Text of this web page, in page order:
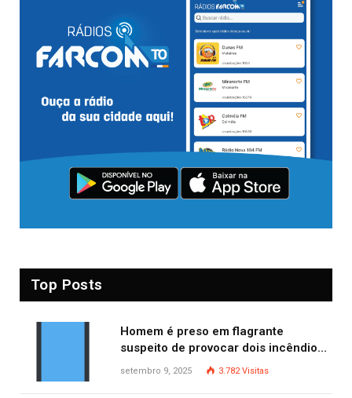
Top Posts
Homem é preso em flagrante
suspeito de provocar dois incêndios
criminosos no mesmo dia
setembro 9, 2025 3.782Visitas